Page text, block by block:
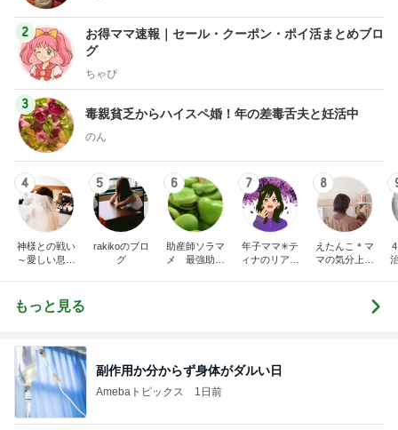
2
お得ママ速報｜セール・クーポン・ポイ活まとめブロ
グ
ちゃぴ
3
毒親貧乏からハイスペ婚！年の差毒舌夫と妊活中
のん
4
神様との戦い
～愛しい息子
5
rakikoのブロ
グ
6
助産師ソラマ
メ 最強助産
7
年子ママ✳テ
ィナのリアル
8
えたんこ＊マ
マの気分上が
もっと見る
副作用か分からず身体がダルい日
Amebaトピックス 1日前